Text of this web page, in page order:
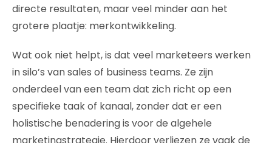
directe resultaten, maar veel minder aan het
grotere plaatje: merkontwikkeling.
Wat ook niet helpt, is dat veel marketeers werken
in silo’s van sales of business teams. Ze zijn
onderdeel van een team dat zich richt op een
specifieke taak of kanaal, zonder dat er een
holistische benadering is voor de algehele
marketingstrategie. Hierdoor verliezen ze vaak de